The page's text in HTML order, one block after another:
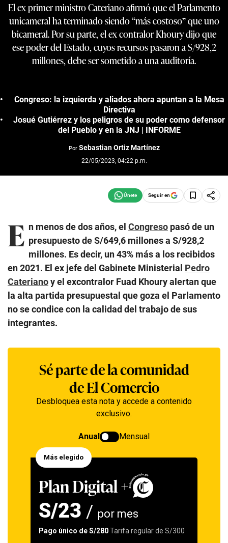
El ex primer ministro Cateriano afirmó que el Parlamento
unicameral ha terminado siendo “más costoso” que uno
bicameral. Por su parte, el ex contralor Khoury dijo que
ese poder del Estado, cuyos recursos pasaron a S/928,2
millones, debe ser sometido a una auditoría.
Congreso: la izquierda y aliados ahora apuntan a la Mesa
Directiva
Josué Gutiérrez y los peligros de su poder como defensor
del Pueblo y en la JNJ | INFORME
Por Sebastian Ortiz Martínez
22/05/2023, 04:22 p.m.
Seguir en
E n menos de dos años, el Congreso pasó de un
presupuesto de S/649,6 millones a S/928,2
millones. Es decir, un 43% más a los recibidos
en 2021. El ex jefe del Gabinete Ministerial Pedro
Caterianoy el excontralor Fuad Khoury alertan que
la alta partida presupuestal que goza el Parlamento
no se condice con la calidad del trabajo de sus
integrantes.